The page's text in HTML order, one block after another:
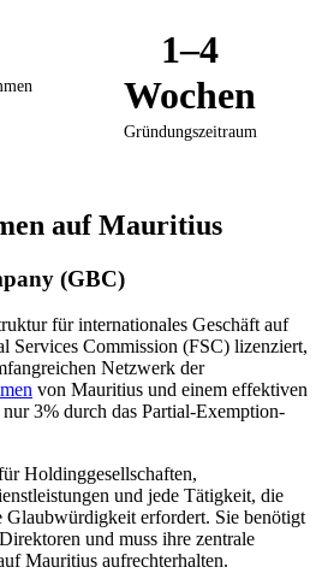
1–4
Wochen
Gründungszeitraum
auf Mauritius
(GBC)
für internationales Geschäft auf
Services Commission (FSC) lizenziert,
Netzwerk der
von Mauritius und einem effektiven
3% durch das Partial-Exemption-
Holdinggesellschaften,
und jede Tätigkeit, die
Glaubwürdigkeit erfordert. Sie benötigt
und muss ihre zentrale
Mauritius aufrechterhalten.